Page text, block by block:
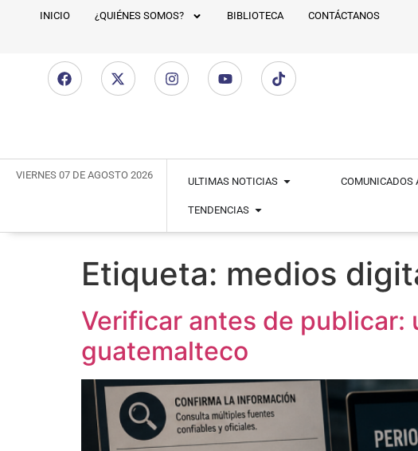
INICIO ¿QUIÉNES SOMOS? BIBLIOTECA CONTÁCTANOS
VIERNES 07 DE AGOSTO 2026
ULTIMAS NOTICIAS COMUNICADOS
TENDENCIAS
Etiqueta: medios
Verificar antes de
guatemalteco